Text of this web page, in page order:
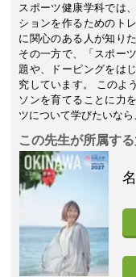
スポーツ健康学科では
ションを作るためのト
に関心のある人が知り
その一方で、「スポー
題や、ドーピングをは
究しています。 このよ
ソンを育てることに力
ツについて学びたいなら
この先生が所属す